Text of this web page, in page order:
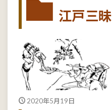
江戸三昧
2020年5月19日